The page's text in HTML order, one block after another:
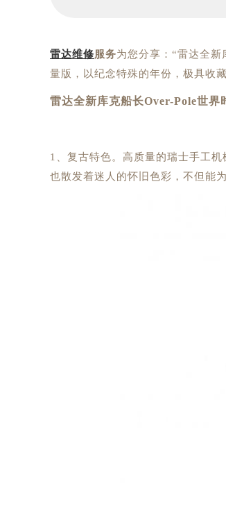
雷达维修服务为您分享：“雷达全
量版，以纪念特殊的年份，极具收藏
雷达全新库克船长Over-Pole世界
1、复古特色。高质量的瑞士手工
也散发着迷人的怀旧色彩，不但能